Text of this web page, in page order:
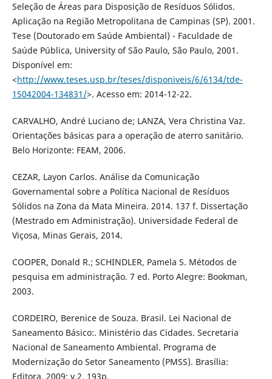
Seleção de Áreas para Disposição de Resíduos Sólidos.
Aplicação na Região Metropolitana de Campinas (SP). 2001.
Tese (Doutorado em Saúde Ambiental) - Faculdade de
Saúde Pública, University of São Paulo, São Paulo, 2001.
Disponível em:
<http://www.teses.usp.br/teses/disponiveis/6/6134/tde-
15042004-134831/>. Acesso em: 2014-12-22.
CARVALHO, André Luciano de; LANZA, Vera Christina Vaz.
Orientações básicas para a operação de aterro sanitário.
Belo Horizonte: FEAM, 2006.
CEZAR, Layon Carlos. Análise da Comunicação
Governamental sobre a Política Nacional de Resíduos
Sólidos na Zona da Mata Mineira. 2014. 137 f. Dissertação
(Mestrado em Administração). Universidade Federal de
Viçosa, Minas Gerais, 2014.
COOPER, Donald R.; SCHINDLER, Pamela S. Métodos de
pesquisa em administração. 7 ed. Porto Alegre: Bookman,
2003.
CORDEIRO, Berenice de Souza. Brasil. Lei Nacional de
Saneamento Básico:. Ministério das Cidades. Secretaria
Nacional de Saneamento Ambiental. Programa de
Modernização do Setor Saneamento (PMSS). Brasília:
Editora, 2009; v.2. 193p.